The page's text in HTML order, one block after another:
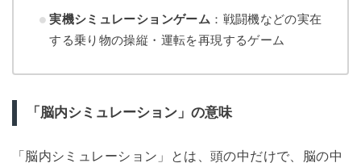
実機シミュレーションゲーム ：戦闘機などの実在
する乗り物の操縦・運転を再現するゲーム
「脳内シミュレーション」の意味
「脳内シミュレーション」とは、頭の中だけで、脳の中